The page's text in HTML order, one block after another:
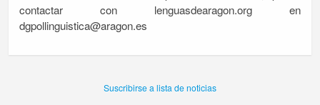
contactar con lenguasdearagon.org en
dgpollinguistica@aragon.es
Suscribirse a lista de noticias